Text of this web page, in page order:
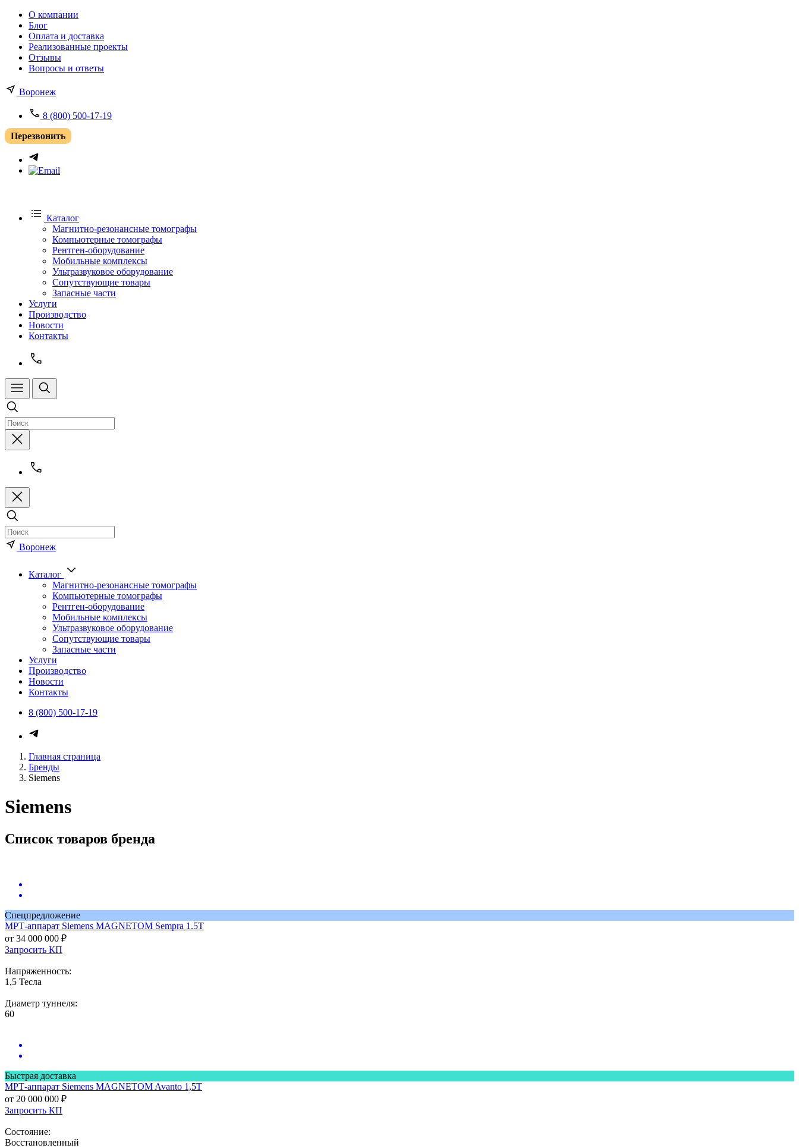
О компании
Блог
Оплата и доставка
Реализованные проекты
Отзывы
Вопросы и ответы
Воронеж
8 (800) 500-17-19
Перезвонить
Каталог
Магнитно-резонансные томографы
Компьютерные томографы
Рентген-оборудование
Мобильные комплексы
Ультразвуковое оборудование
Сопутствующие товары
Запасные части
Услуги
Производство
Новости
Контакты
Воронеж
Каталог
Магнитно-резонансные томографы
Компьютерные томографы
Рентген-оборудование
Мобильные комплексы
Ультразвуковое оборудование
Сопутствующие товары
Запасные части
Услуги
Производство
Новости
Контакты
8 (800) 500-17-19
Главная страница
Бренды
Siemens
Siemens
Список товаров бренда
Спецпредложение
МРТ-аппарат Siemens MAGNETOM Sempra 1.5T
от 34 000 000 ₽
Запросить КП
Напряженность:
1,5 Тесла
Диаметр туннеля:
60
Быстрая доставка
МРТ-аппарат Siemens MAGNETOM Avanto 1,5Т
от 20 000 000 ₽
Запросить КП
Состояние:
Восстановленный